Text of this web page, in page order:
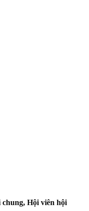
chung, Hội viên hội